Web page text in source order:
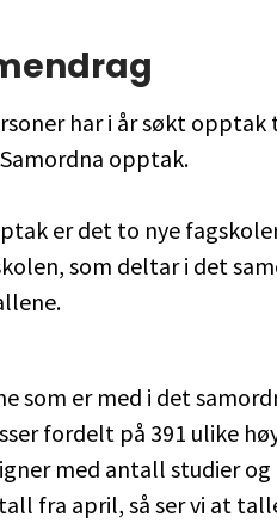
har i år søkt
opptak.
er det to nye
som deltar i det
som er med i det
fordelt på 391 ulike
med antall studier
fra april, så ser vi at